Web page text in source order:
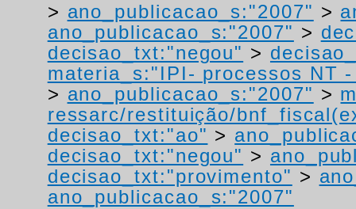
> ano_publicacao_s:"2007" >
ano_publicacao_s:"2007" >
decisao_txt:"negou" >
materia_s:"IPI- processos NT
> ano_publicacao_s:"2007" >
ressarc/restituição/
decisao_txt:"ao" >
decisao_txt:"negou" >
decisao_txt:"provimento" >
ano_publicacao_s:"2007"